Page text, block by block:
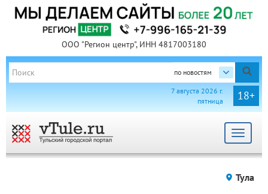
ООО "Регион центр", ИНН 4817003180
по новостям
18+
7 августа 2026 г.
пятница
Toggle
Тула